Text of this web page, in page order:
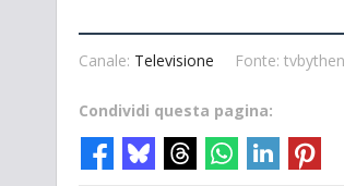
Canale: Televisione Fonte:
Condividi questa pagina: